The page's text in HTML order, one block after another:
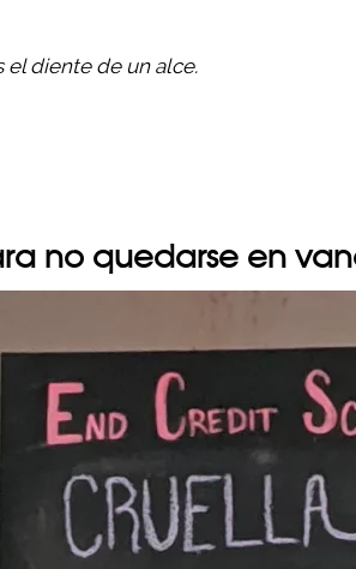
el diente de un alce.
no quedarse en